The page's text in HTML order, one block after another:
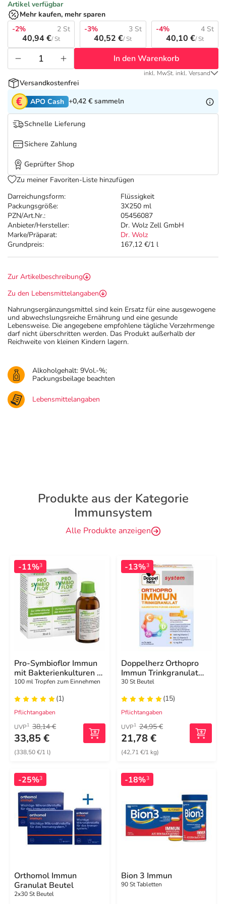
Tierapotheke
Vitamine & Mineralstoffe
Marken
Salus Deals
Darreichungsform:
Flüssigkeit
Packungsgröße:
3X250 ml
PZN/Art.Nr.:
05456087
Anbieter/Hersteller:
Dr. Wolz Zell GmbH
Marke/Präparat:
Dr. Wolz
Grundpreis:
167,12 €/1 l
Artikel verfügbar
Mehr kaufen, mehr sparen
-2%
2 St
40,94 €/ St
-3% 3 St
40,52 €/ St
-4% 4 St
40,10 €/ St
In den Warenkorb
inkl. MwSt. inkl. Versand
Versandkostenfrei
APO Cash +0,42 € sammeln
Schnelle Lieferung
Sichere Zahlung
Geprüfter Shop
Zu meiner Favoriten-Liste hinzufügen
Zur Artikelbeschreibung
Zu den Lebensmittelangaben
Nahrungsergänzungsmittel sind kein Ersatz für eine ausgewogene
und abwechslungsreiche Ernährung und eine gesunde
Lebensweise. Die angegebene empfohlene tägliche Verzehrmenge
darf nicht überschritten werden. Das Produkt außerhalb der
Reichweite von kleinen Kindern lagern.
Alkoholgehalt: 9Vol.-%;
Packungsbeilage beachten
Lebensmittelangaben
Produkte aus der Kategorie
Immunsystem
Alle Produkte anzeigen
-11%3
Pro-Symbioflor Immun
mit Bakterienkulturen &
Zink
100 ml Tropfen zum Einnehmen
(1)
Pflichtangaben
UVP1 38,14 €
33,85 €
(338,50 €/1 l)
-13%3
Doppelherz Orthopro
Immun Trinkgranulat
system
30 St Beutel
(15)
Pflichtangaben
UVP1 24,95 €
21,78 €
(42,71 €/1 kg)
-25%3
Orthomol Immun
Granulat Beutel
2x30 St Beutel
-18%3
Bion 3 Immun
90 St Tabletten